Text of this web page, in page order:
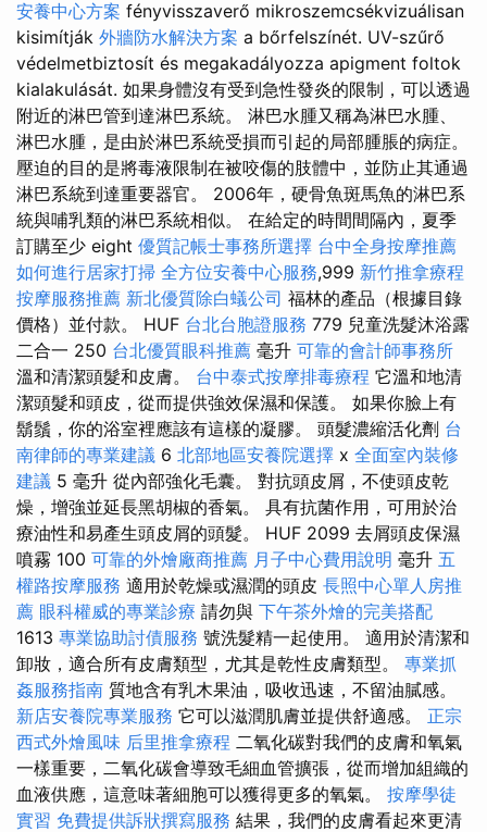
安養中心方案 fényvisszaverő mikroszemcsékvizuálisan
kisimítják 外牆防水解決方案 a bőrfelszínét. UV-szűrő
védelmetbiztosít és megakadályozza apigment foltok
kialakulását. 如果身體沒有受到急性發炎的限制，可以透過
附近的淋巴管到達淋巴系統。 淋巴水腫又稱為淋巴水腫、
淋巴水腫，是由於淋巴系統受損而引起的局部腫脹的病症。
壓迫的目的是將毒液限制在被咬傷的肢體中，並防止其通過
淋巴系統到達重要器官。 2006年，硬骨魚斑馬魚的淋巴系
統與哺乳類的淋巴系統相似。 在給定的時間間隔內，夏季
訂購至少 eight 優質記帳士事務所選擇 台中全身按摩推薦
如何進行居家打掃 全方位安養中心服務,999 新竹推拿療程
按摩服務推薦 新北優質除白蟻公司 福林的產品（根據目錄
價格）並付款。 HUF 台北台胞證服務 779 兒童洗髮沐浴露
二合一 250 台北優質眼科推薦 毫升 可靠的會計師事務所
溫和清潔頭髮和皮膚。 台中泰式按摩排毒療程 它溫和地清
潔頭髮和頭皮，從而提供強效保濕和保護。 如果你臉上有
鬍鬚，你的浴室裡應該有這樣的凝膠。 頭髮濃縮活化劑 台
南律師的專業建議 6 北部地區安養院選擇 x 全面室內裝修
建議 5 毫升 從內部強化毛囊。 對抗頭皮屑，不使頭皮乾
燥，增強並延長黑胡椒的香氣。 具有抗菌作用，可用於治
療油性和易產生頭皮屑的頭髮。 HUF 2099 去屑頭皮保濕
噴霧 100 可靠的外燴廠商推薦 月子中心費用說明 毫升 五
權路按摩服務 適用於乾燥或濕潤的頭皮 長照中心單人房推
薦 眼科權威的專業診療 請勿與 下午茶外燴的完美搭配
1613 專業協助討債服務 號洗髮精一起使用。 適用於清潔和
卸妝，適合所有皮膚類型，尤其是乾性皮膚類型。 專業抓
姦服務指南 質地含有乳木果油，吸收迅速，不留油膩感。
新店安養院專業服務 它可以滋潤肌膚並提供舒適感。 正宗
西式外燴風味 后里推拿療程 二氧化碳對我們的皮膚和氧氣
一樣重要，二氧化碳會導致毛細血管擴張，從而增加組織的
血液供應，這意味著細胞可以獲得更多的氧氣。 按摩學徒
實習 免費提供訴狀撰寫服務 結果，我們的皮膚看起來更清